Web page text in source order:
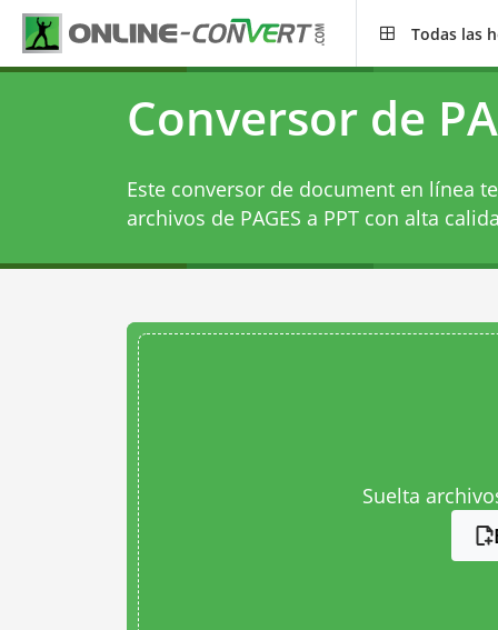
Todas las
Conversor de
Este conversor de document en línea
archivos de PAGES a PPT con alta
Suelta